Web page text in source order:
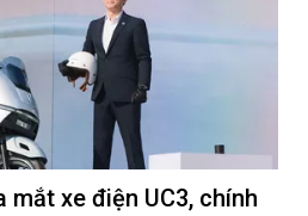
mắt xe điện UC3, chính